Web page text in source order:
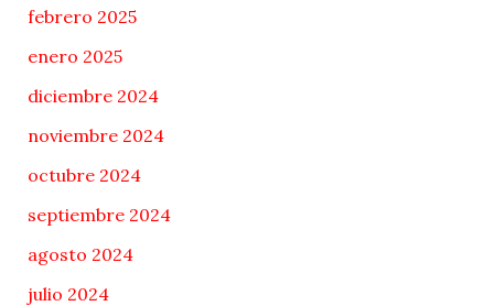
febrero 2025
enero 2025
diciembre 2024
noviembre 2024
octubre 2024
septiembre 2024
agosto 2024
julio 2024